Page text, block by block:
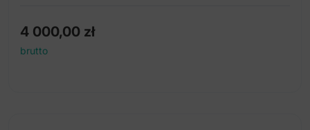
4 000,00 zł
brutto